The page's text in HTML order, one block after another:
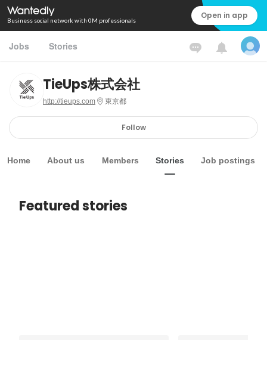
Business social network with 0M professionals Open in app
Jobs Stories
TieUps株式会社
http://tieups.com 東京都
Follow
Home About us Members Stories Job postings
Featured stories